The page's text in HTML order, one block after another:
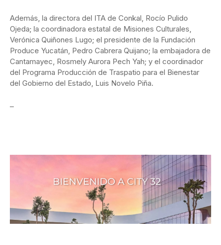
Además, la directora del ITA de Conkal, Rocío Pulido
Ojeda; la coordinadora estatal de Misiones Culturales,
Verónica Quiñones Lugo; el presidente de la Fundación
Produce Yucatán, Pedro Cabrera Quijano; la embajadora de
Cantamayec, Rosmely Aurora Pech Yah; y el coordinador
del Programa Producción de Traspatio para el Bienestar
del Gobierno del Estado, Luis Novelo Piña.
–